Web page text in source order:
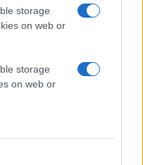
storage
on web or
storage
on web or
παγκοσμίως. Στο trailer
με ένα
να του παρέχει
προβολής.
ο Colman Domingo, η
τα έργα του Spielberg.